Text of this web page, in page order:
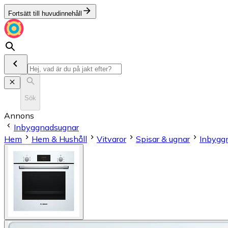
Fortsätt till huvudinnehåll
Sök
Annons
Inbyggnadsugnar
Hem
Hem & Hushåll Vitvaror Spisar & ugnar